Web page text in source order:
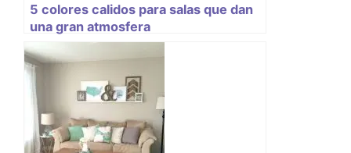
5 colores calidos para salas que dan
una gran atmosfera